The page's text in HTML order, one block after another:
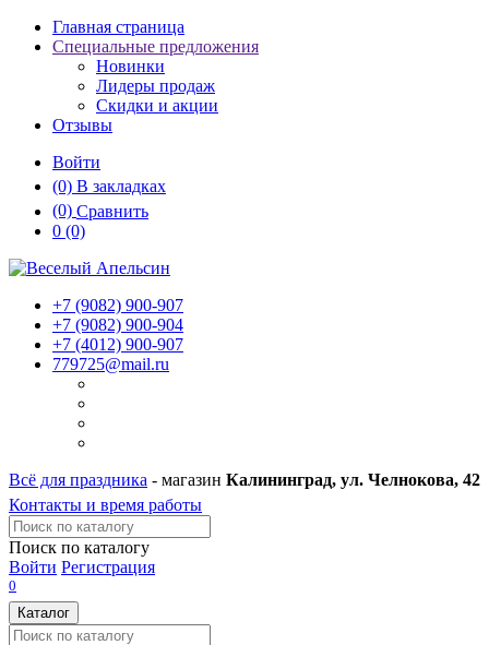
Главная страница
Специальные предложения
Новинки
Лидеры продаж
Скидки и акции
Отзывы
Войти
(0) В закладках
(0) Сравнить
0 (0)
+7 (9082) 900-907
+7 (9082) 900-904
+7 (4012) 900-907
779725@mail.ru
Всё для праздника - магазин Калининград, ул. Челнокова, 42
Контакты и время работы
Поиск по каталогу
Войти Регистрация
0
Каталог